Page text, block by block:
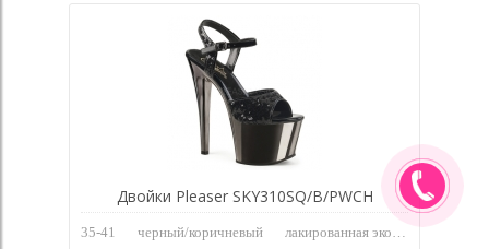
Двойки Pleaser SKY310SQ/B/PWCH
35-41 черный/коричневый лакированная экокожа с пайетками